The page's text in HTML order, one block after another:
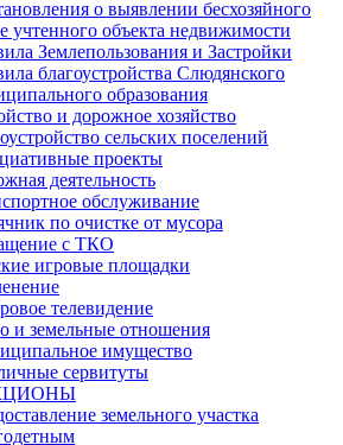
о выявлении бесхозяйного
учтенного объекта недвижимости
Землепользования и Застройки
благоустройства Слюдянского
образования
и дорожное хозяйство
сельских поселений
проекты
деятельность
обслуживание
по очистке от мусора
с ТКО
игровые площадки
телевидение
и земельные отношения
имущество
сервитуты
земельного участка